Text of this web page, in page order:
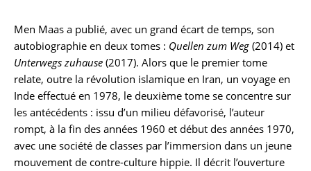
Men Maas a publié, avec un grand écart de temps, son
autobiographie en deux tomes : Quellen zum Weg (2014) et
Unterwegs zuhause (2017). Alors que le premier tome
relate, outre la révolution islamique en Iran, un voyage en
Inde effectué en 1978, le deuxième tome se concentre sur
les antécédents : issu d’un milieu défavorisé, l’auteur
rompt, à la fin des années 1960 et début des années 1970,
avec une société de classes par l’immersion dans un jeune
mouvement de contre-culture hippie. Il décrit l’ouverture